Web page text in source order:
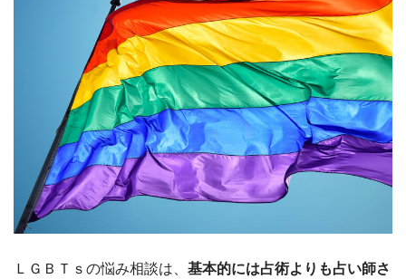
ＬＧＢＴｓの悩み相談は、 基本的には占術よりも占い師さ